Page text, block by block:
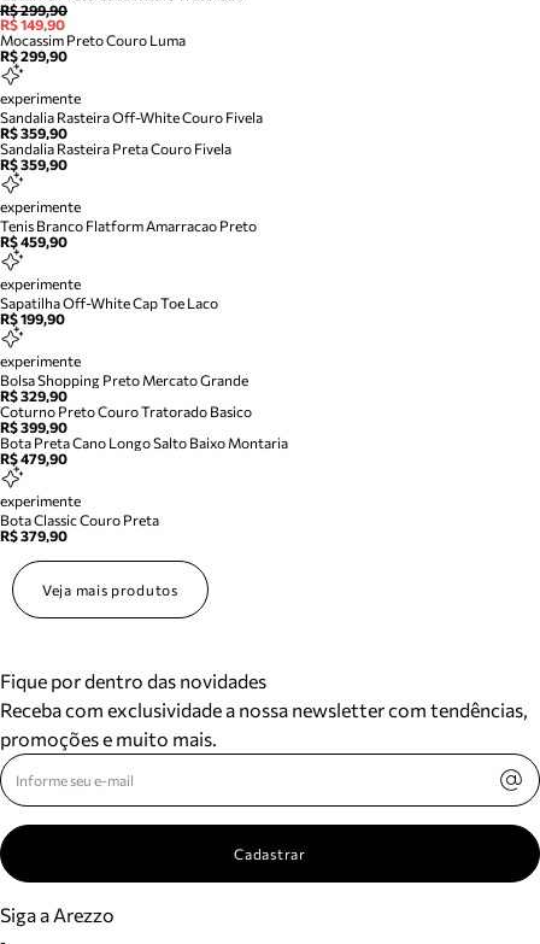
R$ 299,90
R$ 149,90
Mocassim Preto Couro Luma
R$ 299,90
experimente
Sandalia Rasteira Off-White Couro Fivela
R$ 359,90
Sandalia Rasteira Preta Couro Fivela
R$ 359,90
experimente
Tenis Branco Flatform Amarracao Preto
R$ 459,90
experimente
Sapatilha Off-White Cap Toe Laco
R$ 199,90
experimente
Bolsa Shopping Preto Mercato Grande
R$ 329,90
Coturno Preto Couro Tratorado Basico
R$ 399,90
Bota Preta Cano Longo Salto Baixo Montaria
R$ 479,90
experimente
Bota Classic Couro Preta
R$ 379,90
Veja mais produtos
Fique por dentro das novidades
Receba com exclusividade a nossa newsletter com tendências,
promoções e muito mais.
Cadastrar
Siga a Arezzo